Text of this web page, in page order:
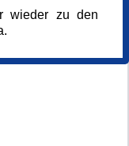
wieder zu den